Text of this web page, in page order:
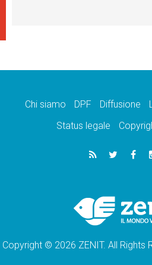
Chi siamo DPF Diffusione
Status legale
Copyright © 2026 ZENIT. All Rights